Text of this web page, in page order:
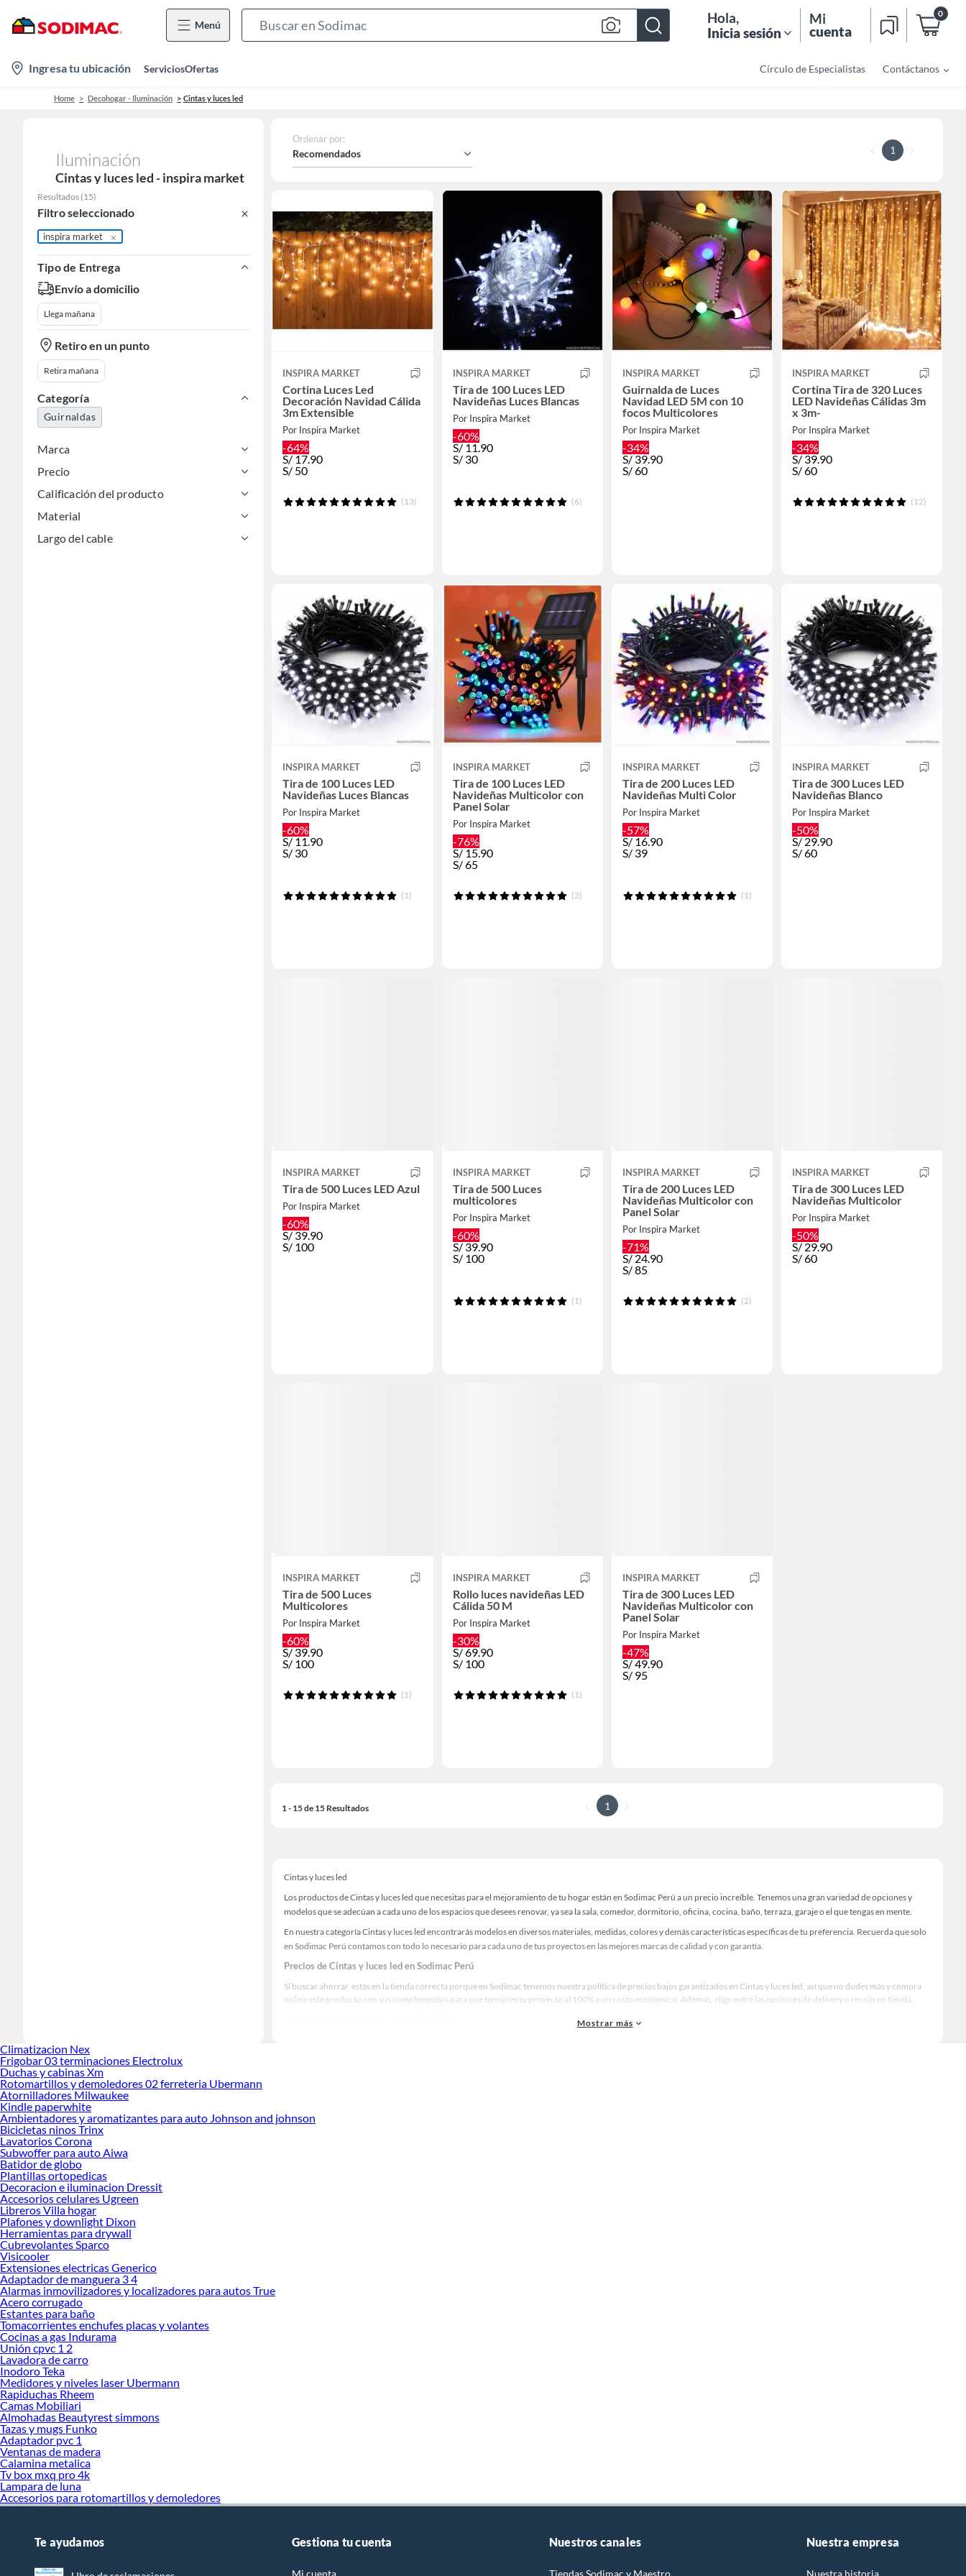
Menú
Bar
Hola,
Inicia sesión
Mi
cuenta
0
location-
icon
Ingresa tu ubicación ServiciosOfertas Círculo de Especialistas Contáctanos
Home Decohogar - Iluminación Cintas y luces led
Iluminación
Cintas y luces led - inspira market
Resultados (15)
Filtro seleccionado
inspira market
Tipo de Entrega
Envío a domicilio
Llega mañana
Retiro en un punto
Retira mañana
Categoría
Guirnaldas
Marca
Precio
Calificación del producto
Material
Largo del cable
Ordenar por:
Recomendados 1
INSPIRA MARKET
Cortina Luces Led
Decoración Navidad Cálida
3m Extensible
Por Inspira Market
-64%
S/ 17.90
S/ 50
(13)
INSPIRA MARKET
Tira de 100 Luces LED
Navideñas Luces Blancas
Por Inspira Market
-60%
S/ 11.90
S/ 30
(6)
INSPIRA MARKET
Guirnalda de Luces
Navidad LED 5M con 10
focos Multicolores
Por Inspira Market
-34%
S/ 39.90
S/60
INSPIRA MARKET
Cortina Tira de 320 Luces
LED Navideñas Cálidas 3m
x 3m-
Por Inspira Market
-34%
S/ 39.90
S/60
(12)
INSPIRA MARKET
Tira de 100 Luces LED
Navideñas Luces Blancas
Por Inspira Market
-60%
S/ 11.90
S/ 30
(1)
INSPIRA MARKET
Tira de 100 Luces LED
Navideñas Multicolor con
Panel Solar
Por Inspira Market
-76%
S/ 15.90
S/65
(2)
INSPIRA MARKET
Tira de 200 Luces LED
Navideñas Multi Color
Por Inspira Market
-57%
S/ 16.90
S/ 39
(1)
INSPIRA MARKET
Tira de 300 Luces LED
Navideñas Blanco
Por Inspira Market
-50%
S/ 29.90
S/60
INSPIRA MARKET
Tira de 500 Luces LED Azul
Por Inspira Market
-60%
S/ 39.90
S/ 100
INSPIRA MARKET
Tira de 500 Luces
multicolores
Por Inspira Market
-60%
S/ 39.90
S/ 100
(1)
INSPIRA MARKET
Tira de 200 Luces LED
Navideñas Multicolor con
Panel Solar
Por Inspira Market
-71%
S/ 24.90
S/85
(2)
INSPIRA MARKET
Tira de 300 Luces LED
Navideñas Multicolor
Por Inspira Market
-50%
S/ 29.90
S/60
INSPIRA MARKET
Tira de 500 Luces
Multicolores
Por Inspira Market
-60%
S/ 39.90
S/ 100
(1)
INSPIRA MARKET
Rollo luces navideñas LED
Cálida 50 M
Por Inspira Market
-30%
S/69.90
S/ 100
(1)
INSPIRA MARKET
Tira de 300 Luces LED
Navideñas Multicolor con
Panel Solar
Por Inspira Market
-47%
S/49.90
S/ 95
1 - 15 de 15 Resultados 1
Cintas y luces led
Los productos de Cintas y luces led que necesitas para el mejoramiento de tu hogar están en Sodimac Perú a un precio increíble. Tenemos una gran variedad de opciones y
modelos que se adecúan a cada uno de los espacios que desees renovar, ya sea la sala, comedor, dormitorio, oficina, cocina, baño, terraza, garaje o el que tengas en mente.
En nuestra categoría Cintas y luces led encontrarás modelos en diversos materiales, medidas, colores y demás características específicas de tu preferencia. Recuerda que solo
en Sodimac Perú contamos con todo lo necesario para cada uno de tus proyectos en las mejores marcas de calidad y con garantía.
Precios de Cintas y luces led en Sodimac Perú
Si buscar ahorrar, estás en la tienda correcta porque en Sodimac tenemos nuestra política de precios bajos garantizados en Cintas y luces led, así que no dudes más y compra
online este producto con sus complementos para que termines tu proyecto al 100% a un costo económico. Además, elige entre las opciones de delivery o recojo en tienda.
Mostrar más
Climatizacion Nex
Frigobar 03 terminaciones Electrolux
Duchas y cabinas Xm
Rotomartillos y demoledores 02 ferreteria Ubermann
Atornilladores Milwaukee
Kindle paperwhite
Ambientadores y aromatizantes para auto Johnson and johnson
Bicicletas ninos Trinx
Lavatorios Corona
Subwoffer para auto Aiwa
Batidor de globo
Plantillas ortopedicas
Decoracion e iluminacion Dressit
Accesorios celulares Ugreen
Libreros Villa hogar
Plafones y downlight Dixon
Herramientas para drywall
Cubrevolantes Sparco
Visicooler
Extensiones electricas Generico
Adaptador de manguera 3 4
Alarmas inmovilizadores y localizadores para autos True
Acero corrugado
Estantes para baño
Tomacorrientes enchufes placas y volantes
Cocinas a gas Indurama
Unión cpvc 1 2
Lavadora de carro
Inodoro Teka
Medidores y niveles laser Ubermann
Rapiduchas Rheem
Camas Mobiliari
Almohadas Beautyrest simmons
Tazas y mugs Funko
Adaptador pvc 1
Ventanas de madera
Calamina metalica
Tv box mxq pro 4k
Lampara de luna
Accesorios para rotomartillos y demoledores
Te ayudamos Gestiona tu cuenta Nuestros canales Nuestra empresa